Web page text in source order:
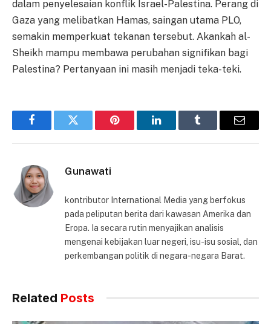
dalam penyelesaian konflik Israel-Palestina. Perang di
Gaza yang melibatkan Hamas, saingan utama PLO,
semakin memperkuat tekanan tersebut. Akankah al-
Sheikh mampu membawa perubahan signifikan bagi
Palestina? Pertanyaan ini masih menjadi teka-teki.
FacebookTwitter Pinterest LinkedInTumblr Email
Gunawati
kontributor International Media yang berfokus
pada peliputan berita dari kawasan Amerika dan
Eropa. Ia secara rutin menyajikan analisis
mengenai kebijakan luar negeri, isu-isu sosial, dan
perkembangan politik di negara-negara Barat.
Related Posts